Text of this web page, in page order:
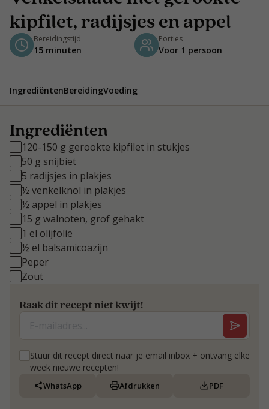
kipfilet, radijsjes en appel
Bereidingstijd
15 minuten
Porties
Voor 1 persoon
IngrediëntenBereidingVoeding
Ingrediënten
120-150 g gerookte kipfilet in stukjes
50 g snijbiet
5 radijsjes in plakjes
½ venkelknol in plakjes
½ appel in plakjes
15 g walnoten, grof gehakt
1 el olijfolie
½ el balsamicoazijn
Peper
Zout
Raak dit recept niet kwijt!
Stuur dit recept direct naar je email inbox + ontvang elke
week nieuwe recepten!
WhatsApp Afdrukken PDF